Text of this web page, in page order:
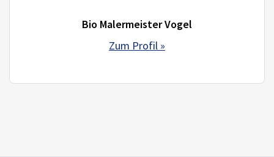
Bio Malermeister Vogel
Zum Profil »